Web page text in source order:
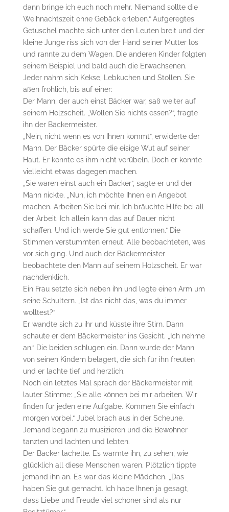
dann bringe ich euch noch mehr. Niemand sollte die
Weihnachtszeit ohne Gebäck erleben.“ Aufgeregtes
Getuschel machte sich unter den Leuten breit und der
kleine Junge riss sich von der Hand seiner Mutter los
und rannte zu dem Wagen. Die anderen Kinder folgten
seinem Beispiel und bald auch die Erwachsenen.
Jeder nahm sich Kekse, Lebkuchen und Stollen. Sie
aßen fröhlich, bis auf einer:
Der Mann, der auch einst Bäcker war, saß weiter auf
seinem Holzscheit. „Wollen Sie nichts essen?“, fragte
ihn der Bäckermeister.
„Nein, nicht wenn es von Ihnen kommt“, erwiderte der
Mann. Der Bäcker spürte die eisige Wut auf seiner
Haut. Er konnte es ihm nicht verübeln. Doch er konnte
vielleicht etwas dagegen machen.
„Sie waren einst auch ein Bäcker“, sagte er und der
Mann nickte. „Nun, ich möchte Ihnen ein Angebot
machen. Arbeiten Sie bei mir. Ich bräuchte Hilfe bei all
der Arbeit. Ich allein kann das auf Dauer nicht
schaffen. Und ich werde Sie gut entlohnen.“ Die
Stimmen verstummten erneut. Alle beobachteten, was
vor sich ging. Und auch der Bäckermeister
beobachtete den Mann auf seinem Holzscheit. Er war
nachdenklich.
Ein Frau setzte sich neben ihn und legte einen Arm um
seine Schultern. „Ist das nicht das, was du immer
wolltest?“
Er wandte sich zu ihr und küsste ihre Stirn. Dann
schaute er dem Bäckermeister ins Gesicht. „Ich nehme
an.“ Die beiden schlugen ein. Dann wurde der Mann
von seinen Kindern belagert, die sich für ihn freuten
und er lachte tief und herzlich.
Noch ein letztes Mal sprach der Bäckermeister mit
lauter Stimme: „Sie alle können bei mir arbeiten. Wir
finden für jeden eine Aufgabe. Kommen Sie einfach
morgen vorbei.“ Jubel brach aus in der Scheune.
Jemand begann zu musizieren und die Bewohner
tanzten und lachten und lebten.
Der Bäcker lächelte. Es wärmte ihn, zu sehen, wie
glücklich all diese Menschen waren. Plötzlich tippte
jemand ihn an. Es war das kleine Mädchen. „Das
haben Sie gut gemacht. Ich habe Ihnen ja gesagt,
dass Liebe und Freude viel schöner sind als nur